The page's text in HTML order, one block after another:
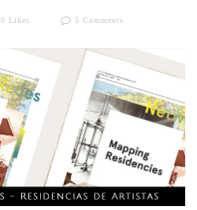
0 Likes 5 Comments